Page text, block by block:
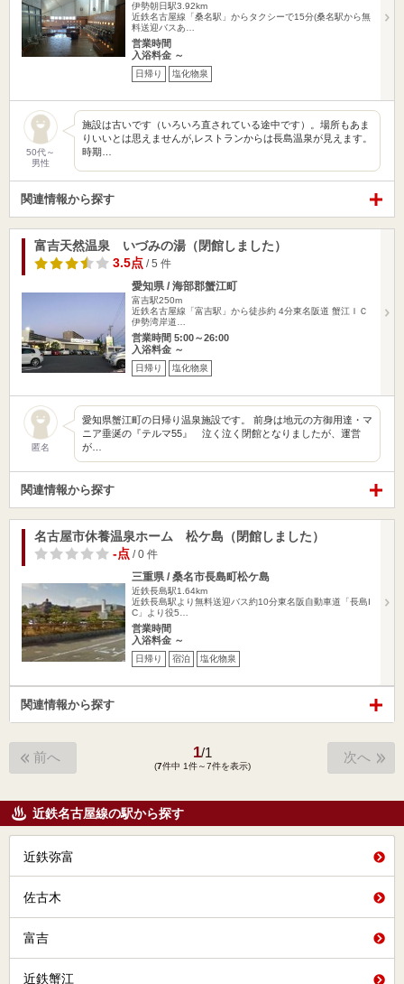
伊勢朝日駅3.92km
近鉄名古屋線「桑名駅」からタクシーで15分(桑名駅から無
料送迎バスあ…
営業時間
入浴料金 ～
日帰り 塩化物泉
50代～
男性
施設は古いです（いろいろ直されている途中です）。場所もあま
りいいとは思えませんが,レストランからは長島温泉が見えます。
時期…
関連情報から探す
富吉天然温泉 いづみの湯（閉館しました）
3.5点 / 5 件
愛知県 / 海部郡蟹江町
富吉駅250m
近鉄名古屋線「富吉駅」から徒歩約 4分東名阪道 蟹江ＩＣ
伊勢湾岸道…
営業時間 5:00～26:00
入浴料金 ～
日帰り 塩化物泉
匿名
愛知県蟹江町の日帰り温泉施設です。 前身は地元の方御用達・マ
ニア垂涎の『テルマ55』 泣く泣く閉館となりましたが、運営
が…
関連情報から探す
名古屋市休養温泉ホーム 松ケ島（閉館しました）
-点 / 0 件
三重県 / 桑名市長島町松ケ島
近鉄長島駅1.64km
近鉄長島駅より無料送迎バス約10分東名阪自動車道「長島I
C」より役5…
営業時間
入浴料金 ～
日帰り 宿泊 塩化物泉
関連情報から探す
前へ 1/1
(7件中 1件～7件を表示)
次へ
近鉄名古屋線の駅から探す
近鉄弥富
佐古木
富吉
近鉄蟹江